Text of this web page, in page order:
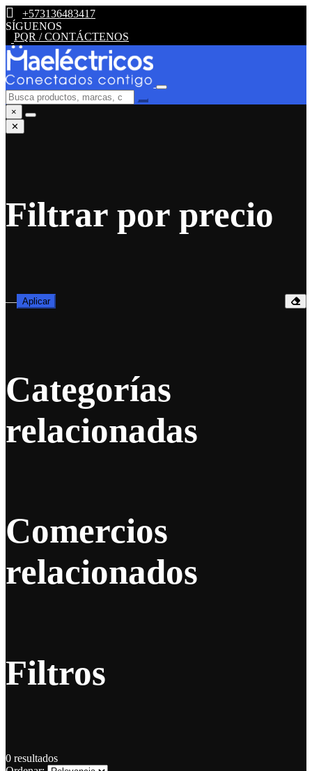
+573136483417
SÍGUENOS
PQR / CONTÁCTENOS
×
✕
Filtrar por precio
— Aplicar
Categorías
relacionadas
Comercios
relacionados
Filtros
0 resultados